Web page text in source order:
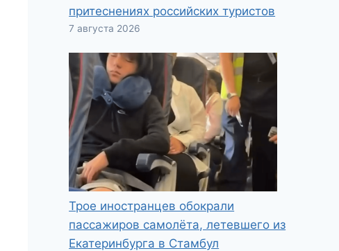
притеснениях российских туристов
7 августа 2026
Трое иностранцев обокрали
пассажиров самолёта, летевшего из
Екатеринбурга в Стамбул